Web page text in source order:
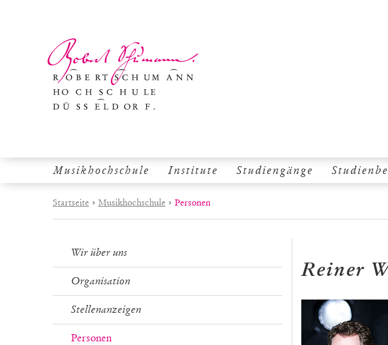
Musikhochschule Institute Studiengänge
Startseite › Musikhochschule › Personen
Wir über uns
Organisation
Stellenanzeigen
Personen
Reiner